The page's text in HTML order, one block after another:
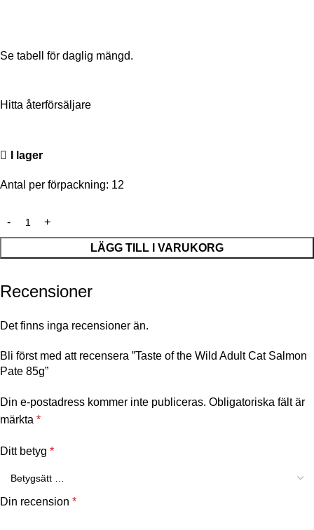
Se tabell för daglig mängd.
Hitta återförsäljare
I lager
Antal per förpackning: 12
LÄGG TILL I VARUKORG
Recensioner
Det finns inga recensioner än.
Bli först med att recensera ”Taste of the Wild Adult Cat Salmon
Pate 85g”
Din e-postadress kommer inte publiceras. Obligatoriska fält är
märkta *
Ditt betyg *
Din recension *